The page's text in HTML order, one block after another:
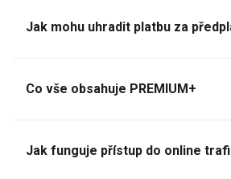
Jak mohu uhradit platbu za
Co vše obsahuje PREMIUM+
Jak funguje přístup do online